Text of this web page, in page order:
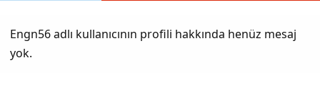
Engn56 adlı kullanıcının profili hakkında henüz mesaj
yok.